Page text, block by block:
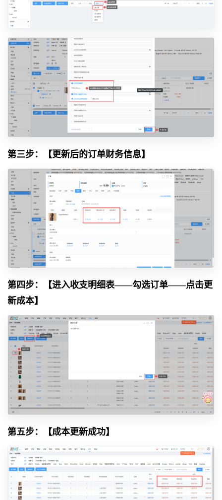
第三步：【更新后的订单财务信息】
第四步：【进入收支明细表——勾选订单——点击更
新成本】
第五步：【成本更新成功】